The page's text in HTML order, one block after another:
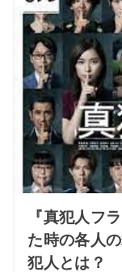
『真犯人フ
た時の各人
犯人とは？